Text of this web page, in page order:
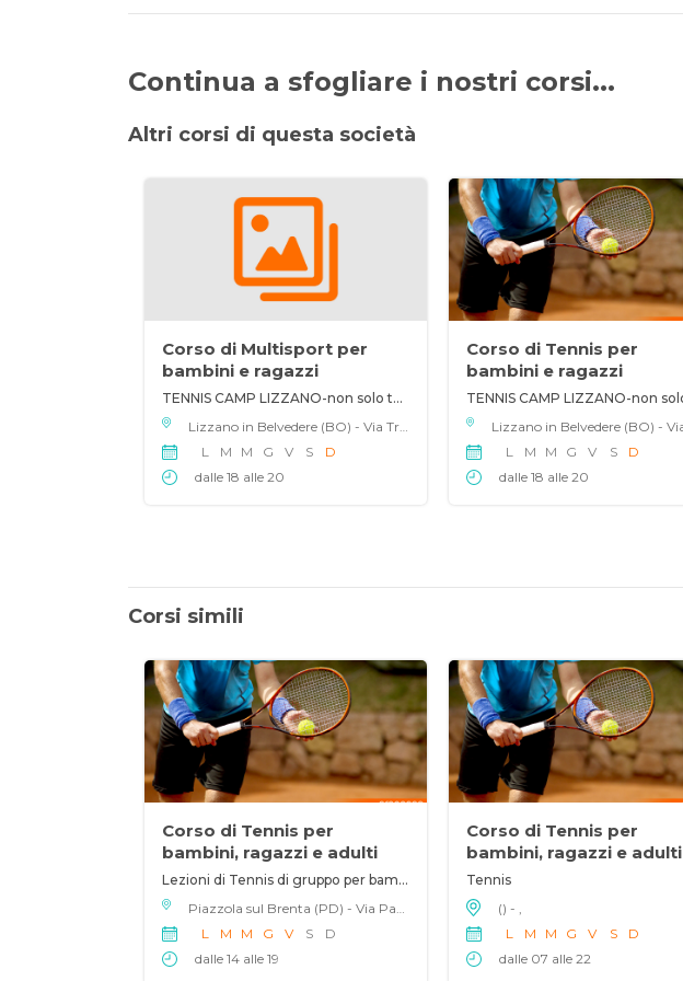
Continua a sfogliare i nostri corsi...
Altri corsi di questa società
Corso di Multisport per
bambini e ragazzi
TENNIS CAMP LIZZANO-non solo tennis
Lizzano in Belvedere (BO) - Via Tre Novembre 107, 40042
L
M M G V S
D
dalle 18 alle 20
Corso di Tennis per
bambini e ragazzi
L
M M G V S
D
dalle 18 alle 20
Corsi simili
Corso di Tennis per
bambini, ragazzi e adulti
Lezioni di Tennis di gruppo per bambini e ragazzi
L
M M G V S
D
dalle 14 alle 19
Corso di Tennis per
bambini, ragazzi e adulti
Tennis
() - ,
L
M M G V S
D
dalle 07 alle 22